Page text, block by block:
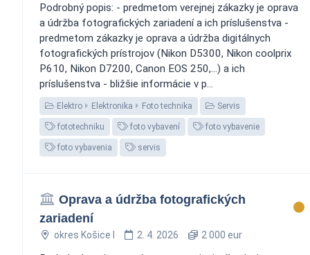
Podrobný popis: - predmetom verejnej zákazky je oprava
a údržba fotografických zariadení a ich príslušenstva -
predmetom zákazky je oprava a údržba digitálnych
fotografických prístrojov (Nikon D5300, Nikon coolprix
P610, Nikon D7200, Canon EOS 250,...) a ich
príslušenstva - bližšie informácie v p...
Elektro Elektronika Foto technika Servis
fototechniku foto vybavení foto vybavenie
foto vybavenia servis
Oprava a údržba fotografických
zariadení
okres Košice I 2. 4. 2026 2 000 eur